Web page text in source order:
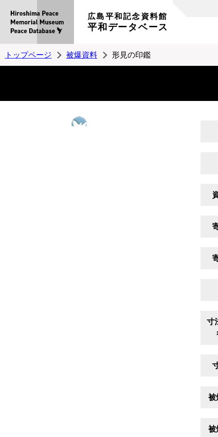
広島平和記念資料館
平和データベース
トップページ 被爆資料 形見の印鑑
寸
被
被